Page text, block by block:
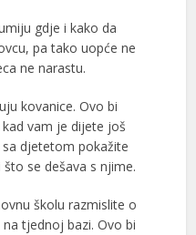
gdje i kako da
pa tako uopće ne
ne narastu.
kovanice. Ovo bi
vam je dijete još
djetetom pokažite
se dešava s njime.
školu razmislite o
tjednoj bazi. Ovo bi